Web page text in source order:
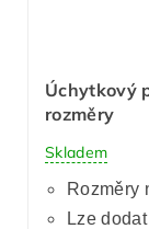
Úchytkový
rozměry
Skladem
Rozměry
Lze